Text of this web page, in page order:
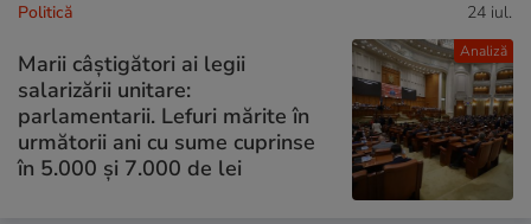
Analiză
Politică 24 iul.
Marii câștigători ai legii
salarizării unitare:
parlamentarii. Lefuri mărite în
următorii ani cu sume cuprinse
în 5.000 și 7.000 de lei